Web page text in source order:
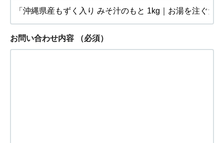
お問い合わせ内容 （必須）